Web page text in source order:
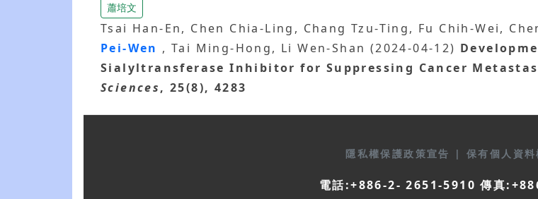
蕭培文
Tsai Han-En, Chen Chia-Ling, Chang Tzu-Ting, Fu Chih-Wei,
Pei-Wen , Tai Ming-Hong, Li Wen-Shan (2024-04-12)
Sialyltransferase Inhibitor for Suppressing Cancer
Sciences, 25(8), 4283
隱私權保護政策宣告 | 保有個人資
電話:+886-2- 2651-5910 傳真